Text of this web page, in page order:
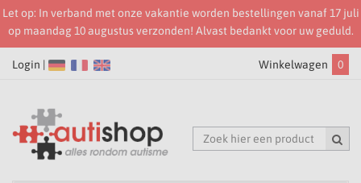
Let op: In verband met onze vakantie worden bestellingen vanaf 17 juli
op maandag 10 augustus verzonden! Alvast bedankt voor uw geduld.
Login | Winkelwagen 0